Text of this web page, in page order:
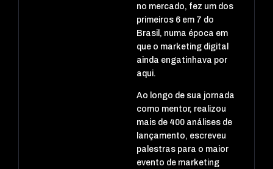
no mercado, fez um dos
primeiros 6 em 7 do
Brasil, numa época em
que o marketing digital
ainda engatinhava por
aqui.
Ao longo de sua jornada
como mentor, realizou
mais de 400 análises de
lançamento, escreveu
palestras para o maior
evento de marketing